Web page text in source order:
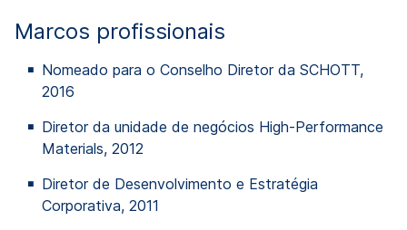
Marcos profissionais
Nomeado para o Conselho Diretor da SCHOTT,
2016
Diretor da unidade de negócios High-Performance
Materials, 2012
Diretor de Desenvolvimento e Estratégia
Corporativa, 2011